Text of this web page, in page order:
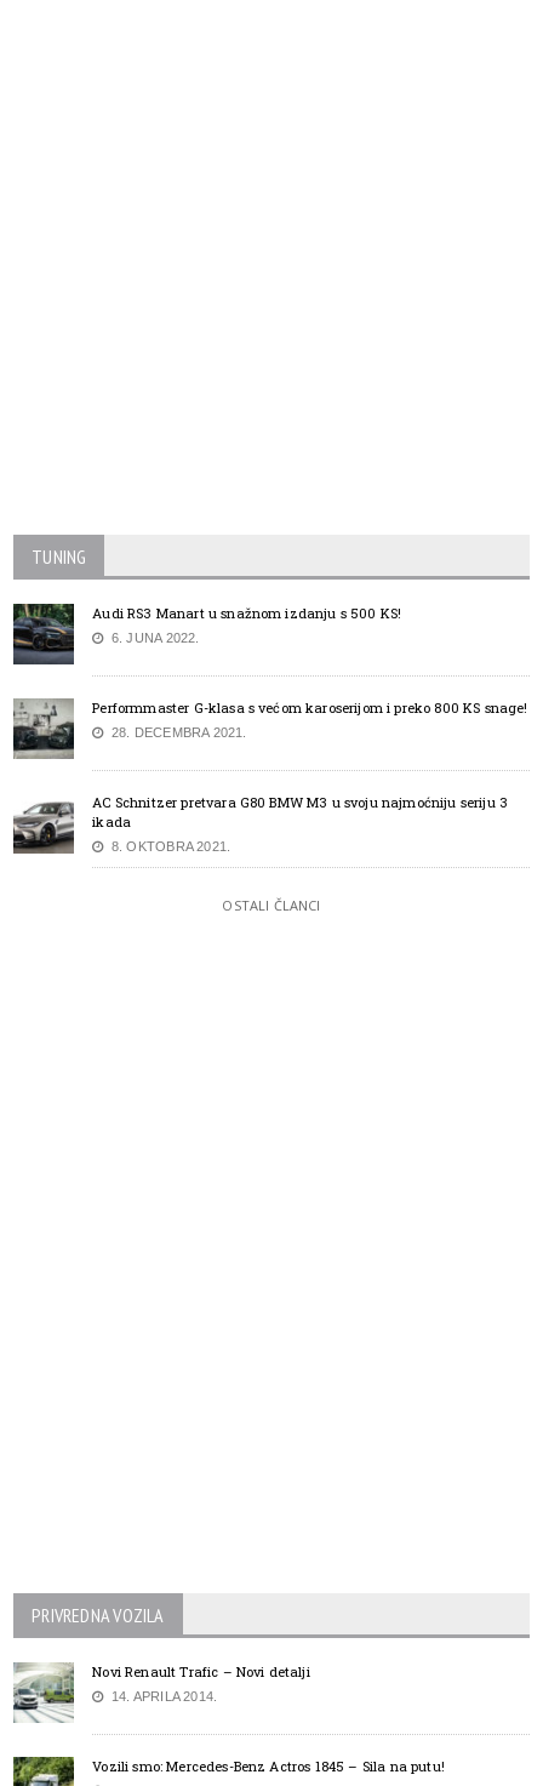
TUNING
Audi RS3 Manart u snažnom izdanju s 500 KS!
6. JUNA 2022.
Performmaster G-klasa s većom karoserijom i preko 800 KS snage!
28. DECEMBRA 2021.
AC Schnitzer pretvara G80 BMW M3 u svoju najmoćniju seriju 3
ikada
8. OKTOBRA 2021.
OSTALI ČLANCI
PRIVREDNA VOZILA
Novi Renault Trafic – Novi detalji
14. APRILA 2014.
Vozili smo: Mercedes-Benz Actros 1845 – Sila na putu!